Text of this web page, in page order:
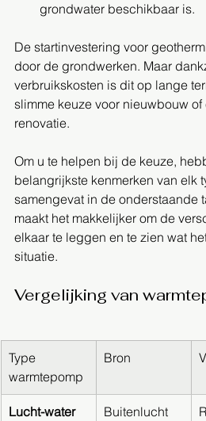
grondwater beschikbaar is.
De startinvestering voor
door de grondwerken. Maar
verbruikskosten is dit op lange
slimme keuze voor nieuwbouw
renovatie.
Om u te helpen bij de keuze,
belangrijkste kenmerken van elk
samengevat in de onderstaande
maakt het makkelijker om de
elkaar te leggen en te zien wat
situatie.
Vergelijking van
Type
warmtepomp
Bron
Lucht-water Buitenlucht